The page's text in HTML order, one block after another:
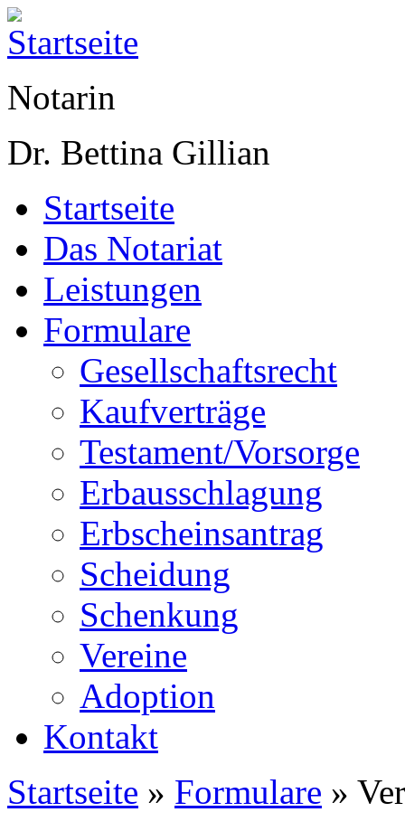
Notarin
Dr. Bettina Gillian
Startseite
Das Notariat
Leistungen
Formulare
Gesellschaftsrecht
Kaufverträge
Testament/Vorsorge
Erbausschlagung
Erbscheinsantrag
Scheidung
Schenkung
Vereine
Adoption
Kontakt
Sie sind hier
Startseite » Formulare »